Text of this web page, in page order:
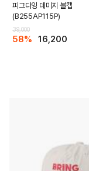
피그다잉 데미지 볼캡
(B255AP115P)
39,000
58% 16,200